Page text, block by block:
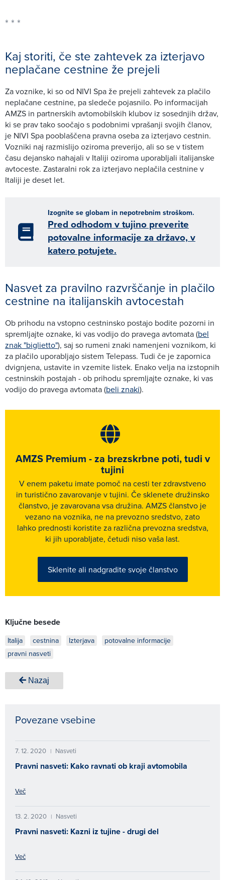
Kaj storiti, če ste zahtevek za izterjavo
neplačane cestnine že prejeli
Za voznike, ki so od NIVI Spa že prejeli zahtevek za plačilo
neplačane cestnine, pa sledeče pojasnilo. Po informacijah
AMZS in partnerskih avtomobilskih klubov iz sosednjih držav,
ki se prav tako soočajo s podobnimi vprašanji svojih članov,
je NIVI Spa pooblaščena pravna oseba za izterjavo cestnin.
Vozniki naj razmislijo oziroma preverijo, ali so se v tistem
času dejansko nahajali v Italiji oziroma uporabljali italijanske
avtoceste. Zastaralni rok za izterjavo neplačila cestnine v
Italiji je deset let.
Izognite se globam in nepotrebnim stroškom.
Pred odhodom v tujino preverite
potovalne informacije za državo, v
katero potujete.
Nasvet za pravilno razvrščanje in plačilo
cestnine na italijanskih avtocestah
Ob prihodu na vstopno cestninsko postajo bodite pozorni in
spremljajte oznake, ki vas vodijo do pravega avtomata (bel
znak "biglietto"), saj so rumeni znaki namenjeni voznikom, ki
za plačilo uporabljajo sistem Telepass. Tudi če je zapornica
dvignjena, ustavite in vzemite listek. Enako velja na izstopnih
cestninskih postajah - ob prihodu spremljajte oznake, ki vas
vodijo do pravega avtomata (beli znaki).
AMZS Premium - za brezskrbne poti, tudi v
tujini
V enem paketu imate pomoč na cesti ter zdravstveno
in turistično zavarovanje v tujini. Če sklenete družinsko
članstvo, je zavarovana vsa družina. AMZS članstvo je
vezano na voznika, ne na prevozno sredstvo, zato
lahko prednosti koristite za različna prevozna sredstva,
ki jih uporabljate, četudi niso vaša last.
Sklenite ali nadgradite svoje članstvo
Ključne besede
Italija cestnina Izterjava
potovalne informacije
pravni nasveti
Nazaj
Povezane vsebine
7. 12. 2020 | Nasveti
Pravni nasveti: Kako ravnati ob kraji avtomobila
Več
13. 2. 2020 | Nasveti
Pravni nasveti: Kazni iz tujine - drugi del
Več